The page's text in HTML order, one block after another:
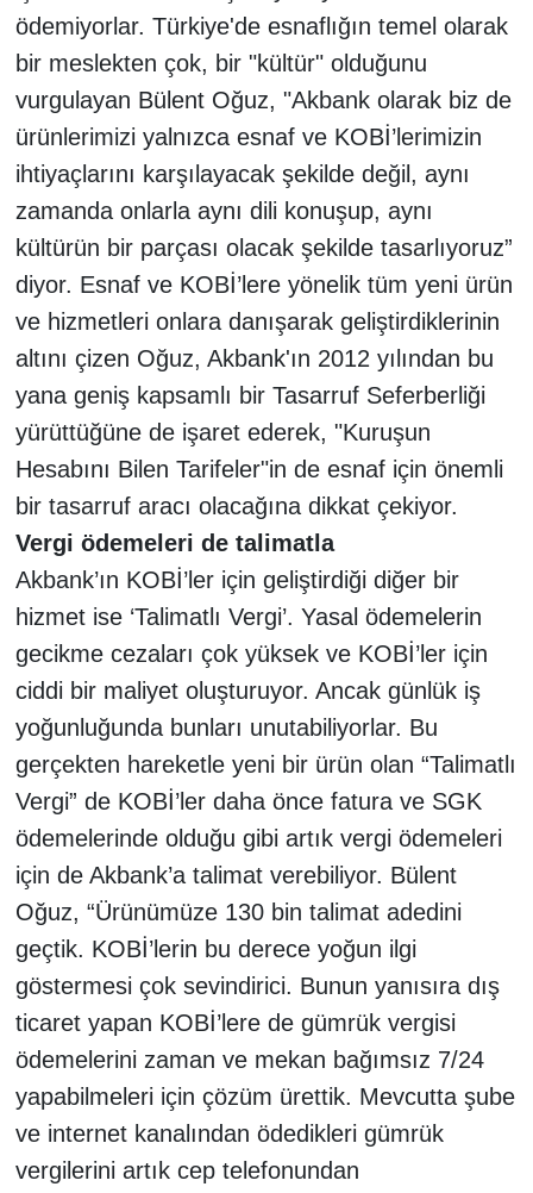
ödemiyorlar. Türkiye'de esnaflığın temel olarak
bir meslekten çok, bir "kültür" olduğunu
vurgulayan Bülent Oğuz, "Akbank olarak biz de
ürünlerimizi yalnızca esnaf ve KOBİ’lerimizin
ihtiyaçlarını karşılayacak şekilde değil, aynı
zamanda onlarla aynı dili konuşup, aynı
kültürün bir parçası olacak şekilde tasarlıyoruz”
diyor. Esnaf ve KOBİ’lere yönelik tüm yeni ürün
ve hizmetleri onlara danışarak geliştirdiklerinin
altını çizen Oğuz, Akbank'ın 2012 yılından bu
yana geniş kapsamlı bir Tasarruf Seferberliği
yürüttüğüne de işaret ederek, "Kuruşun
Hesabını Bilen Tarifeler"in de esnaf için önemli
bir tasarruf aracı olacağına dikkat çekiyor.
Vergi ödemeleri de talimatla
Akbank’ın KOBİ’ler için geliştirdiği diğer bir
hizmet ise ‘Talimatlı Vergi’. Yasal ödemelerin
gecikme cezaları çok yüksek ve KOBİ’ler için
ciddi bir maliyet oluşturuyor. Ancak günlük iş
yoğunluğunda bunları unutabiliyorlar. Bu
gerçekten hareketle yeni bir ürün olan “Talimatlı
Vergi” de KOBİ’ler daha önce fatura ve SGK
ödemelerinde olduğu gibi artık vergi ödemeleri
için de Akbank’a talimat verebiliyor. Bülent
Oğuz, “Ürünümüze 130 bin talimat adedini
geçtik. KOBİ’lerin bu derece yoğun ilgi
göstermesi çok sevindirici. Bunun yanısıra dış
ticaret yapan KOBİ’lere de gümrük vergisi
ödemelerini zaman ve mekan bağımsız 7/24
yapabilmeleri için çözüm ürettik. Mevcutta şube
ve internet kanalından ödedikleri gümrük
vergilerini artık cep telefonundan